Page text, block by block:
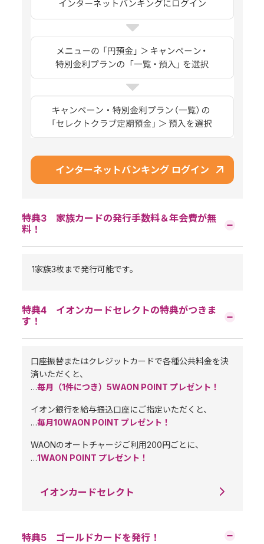
インターネットバンキング ログイン
特典3 家族カードの発行手数料＆年会費が無
料！
1家族3枚まで発行可能です。
特典4 イオンカードセレクトの特典がつきま
す！
口座振替またはクレジットカードで各種公共料金を決
済いただくと、
…毎月（1件につき）5WAON POINT プレゼント！
イオン銀行を給与振込口座にご指定いただくと、
…毎月10WAON POINT プレゼント！
WAONのオートチャージご利用200円ごとに、
…1WAON POINT プレゼント！
イオンカードセレクト
特典5 ゴールドカードを発行！